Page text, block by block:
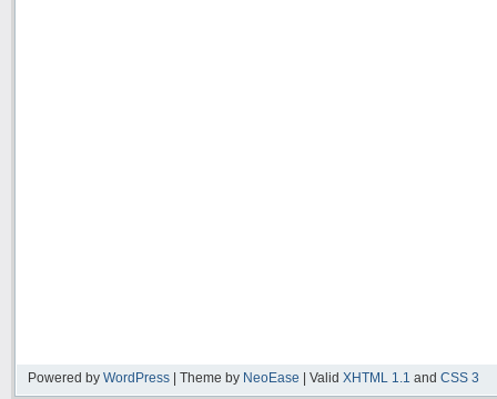
Powered by WordPress | Theme by NeoEase | Valid XHTML 1.1 and CSS 3